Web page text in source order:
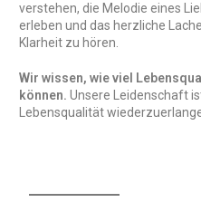
verstehen, die Melodie eines
erleben und das herzliche
Klarheit zu hören.
Wir wissen, wie viel
können. Unsere Leidenschaft
Lebensqualität